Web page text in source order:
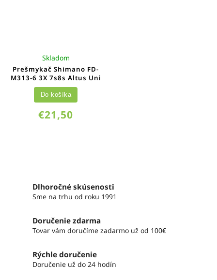
Prešmykač Shimano FD-
M313-6 3X 7s8s Altus Uni
Skladom
€21,50
Do košíka
Dlhoročné skúsenosti
Sme na trhu od roku 1991
Doručenie zdarma
Tovar vám doručíme zadarmo už od 100€
Rýchle doručenie
Doručenie už do 24 hodín